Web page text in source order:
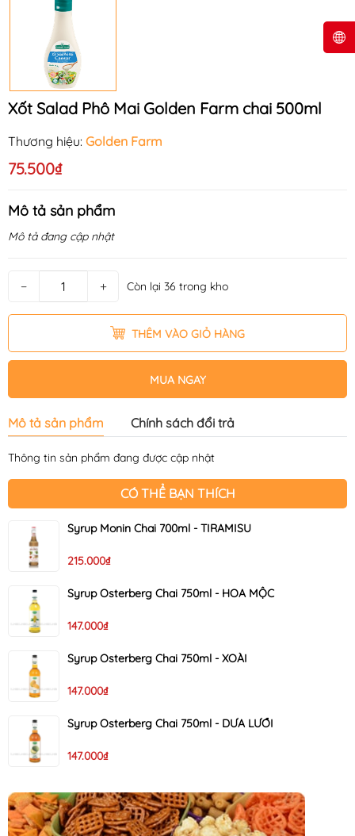
Xốt Salad Phô Mai Golden Farm chai 500ml
Thương hiệu: Golden Farm
75.500₫
Mô tả sản phẩm
Mô tả đang cập nhật
− + Còn lại 36 trong kho
THÊM VÀO GIỎ HÀNG
MUA NGAY
Mô tả sản phẩm Chính sách đổi trả
Thông tin sản phẩm đang được cập nhật
CÓ THỂ BẠN THÍCH
Syrup Monin Chai 700ml - TIRAMISU
215.000₫
Syrup Osterberg Chai 750ml - HOA MỘC
147.000₫
Syrup Osterberg Chai 750ml - XOÀI
147.000₫
Syrup Osterberg Chai 750ml - DƯA LƯỚI
147.000₫